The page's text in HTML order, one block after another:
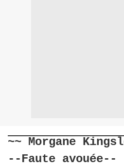
~~ Morgane
--Faute avouée--